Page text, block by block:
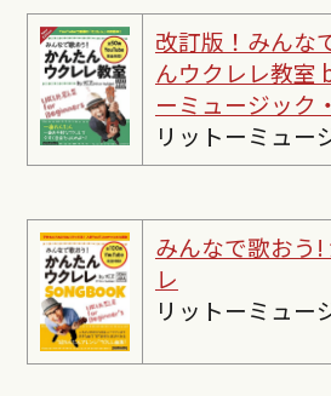
改訂版！みんな
んウクレレ教室
ーミュージック
リットーミュー
みんなで歌おう
レ
リットーミュー